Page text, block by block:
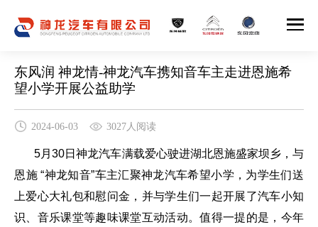
东风润 神龙情-神龙汽车携知音车主走进恩施希
望小学开展公益助学
2024-06-03 3027人阅读
5月30日神龙汽车满载爱心驶进湖北恩施盛家坝乡，与
恩施 “神龙知音”车主汇聚神龙汽车希望小学，为学生们送
上爱心大礼包和慰问金，并与学生们一起开展了汽车小知
识、音乐课堂等趣味课堂互动活动。值得一提的是，今年